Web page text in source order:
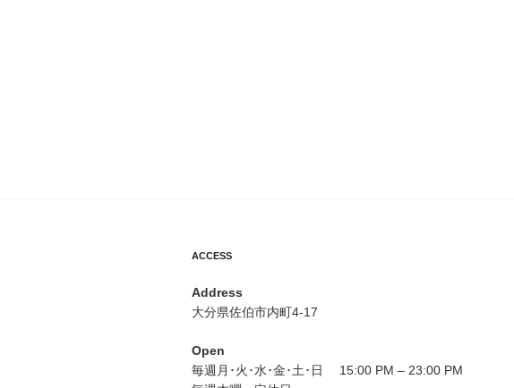
ACCESS
Address
大分県佐伯市内町4-17
Open
毎週月･火･水･金･土･日 15:00 PM – 23:00 PM